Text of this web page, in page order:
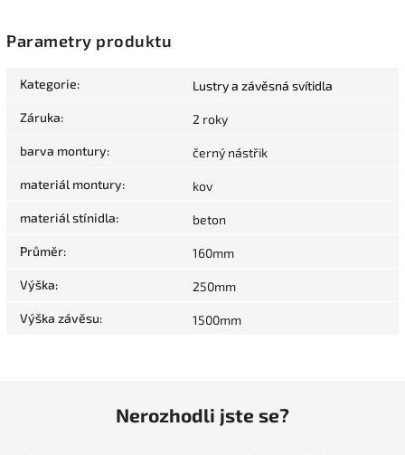
Parametry produktu
Kategorie: Lustry a závěsná svítidla
Záruka: 2 roky
barva montury: černý nástřik
materiál montury: kov
materiál stínidla: beton
Průměr: 160mm
Výška: 250mm
Výška závěsu: 1500mm
Nerozhodli jste se?